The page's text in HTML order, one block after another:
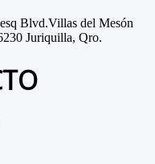
Blvd.Villas del Mesón
Juriquilla, Qro.